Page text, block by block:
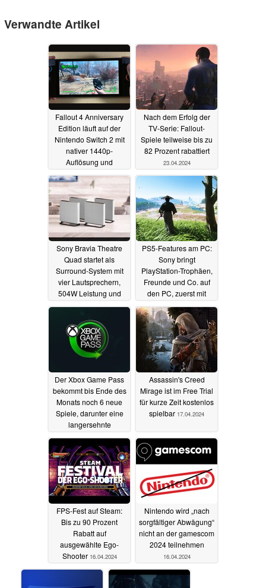
Verwandte Artikel
Fallout 4 Anniversary
Edition läuft auf der
Nintendo Switch 2 mit
nativer 1440p-
Auflösung und
05.03.2026
Nach dem Erfolg der
TV-Serie: Fallout-
Spiele teilweise bis zu
82 Prozent rabattiert
23.04.2024
Sony Bravia Theatre
Quad startet als
Surround-System mit
vier Lautsprechern,
504W Leistung und
18.04.2024
PS5-Features am PC:
Sony bringt
PlayStation-Trophäen,
Freunde und Co. auf
den PC, zuerst mit
17.04.2024
Der Xbox Game Pass
bekommt bis Ende des
Monats noch 6 neue
Spiele, darunter eine
langersehnte
17.04.2024
Assassin's Creed
Mirage ist im Free Trial
für kurze Zeit kostenlos
spielbar 17.04.2024
FPS-Fest auf Steam:
Bis zu 90 Prozent
Rabatt auf
ausgewählte Ego-
Shooter 16.04.2024
Nintendo wird „nach
sorgfältiger Abwägung“
nicht an der gamescom
2024 teilnehmen
16.04.2024